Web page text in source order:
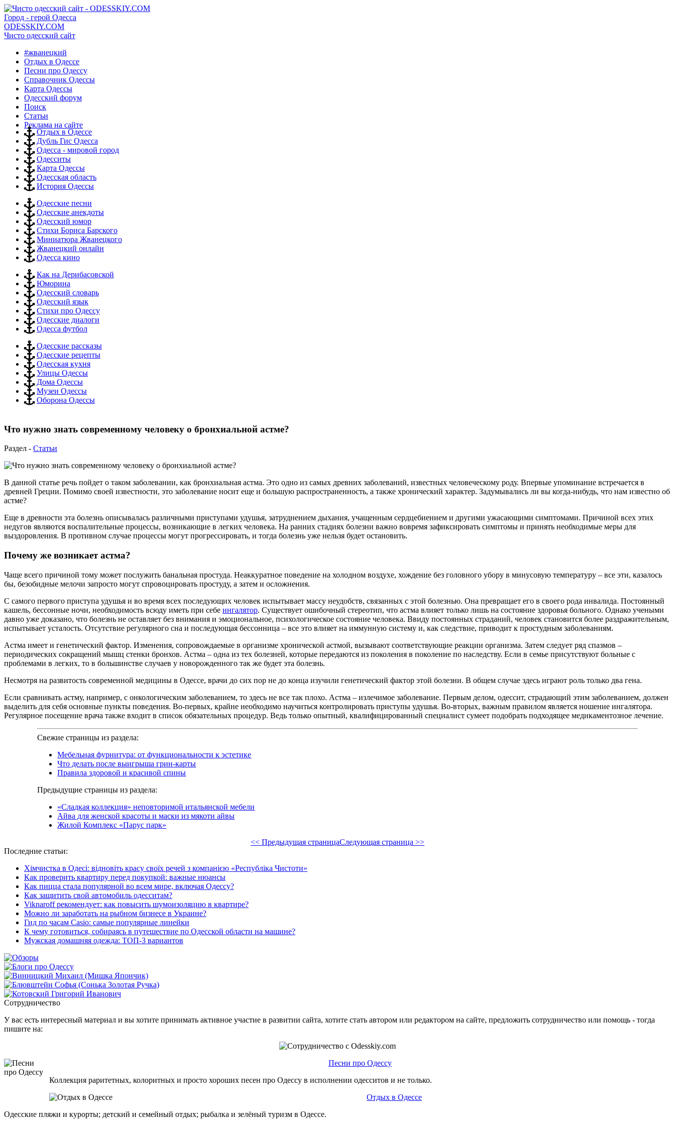
Город - герой Одесса
ODESSKIY.COM
Чисто одесский сайт
#жванецкий
Отдых в Одессе
Песни про Одессу
Справочник Одессы
Карта Одессы
Одесский форум
Поиск
Статьи
Реклама на сайте
Отдых в Одессе
Дубль Гис Одесса
Одесса - мировой город
Одесситы
Карта Одессы
Одесская область
История Одессы
Одесские песни
Одесские анекдоты
Одесский юмор
Стихи Бориса Барского
Миниатюра Жванецкого
Жванецкий онлайн
Одесса кино
Как на Дерибасовской
Юморина
Одесский словарь
Одесский язык
Стихи про Одессу
Одесские диалоги
Одесса футбол
Одесские рассказы
Одесские рецепты
Одесская кухня
Улицы Одессы
Дома Одессы
Музеи Одессы
Оборона Одессы
Что нужно знать современному человеку о бронхиальной астме?
Раздел - Статьи
В данной статье речь пойдет о таком заболевании, как бронхиальная астма. Это одно из самых древних заболеваний, известных человеческому роду. Впервые упоминание встречается в
древней Греции. Помимо своей известности, это заболевание носит еще и большую распространенность, а также хронический характер. Задумывались ли вы когда-нибудь, что нам известно об
астме?
Еще в древности эта болезнь описывалась различными приступами удушья, затруднением дыхания, учащенным сердцебиением и другими ужасающими симптомами. Причиной всех этих
недугов являются воспалительные процессы, возникающие в легких человека. На ранних стадиях болезни важно вовремя зафиксировать симптомы и принять необходимые меры для
выздоровления. В противном случае процессы могут прогрессировать, и тогда болезнь уже нельзя будет остановить.
Почему же возникает астма?
Чаще всего причиной тому может послужить банальная простуда. Неаккуратное поведение на холодном воздухе, хождение без головного убору в минусовую температуру – все эти, казалось
бы, безобидные мелочи запросто могут спровоцировать простуду, а затем и осложнения.
С самого первого приступа удушья и во время всех последующих человек испытывает массу неудобств, связанных с этой болезнью. Она превращает его в своего рода инвалида. Постоянный
кашель, бессонные ночи, необходимость всюду иметь при себе ингалятор. Существует ошибочный стереотип, что астма влияет только лишь на состояние здоровья больного. Однако учеными
давно уже доказано, что болезнь не оставляет без внимания и эмоциональное, психологическое состояние человека. Ввиду постоянных страданий, человек становится более раздражительным,
испытывает усталость. Отсутствие регулярного сна и последующая бессонница – все это влияет на иммунную систему и, как следствие, приводит к простудным заболеваниям.
Астма имеет и генетический фактор. Изменения, сопровождаемые в организме хронической астмой, вызывают соответствующие реакции организма. Затем следует ряд спазмов –
периодических сокращений мышц стенки бронхов. Астма – одна из тех болезней, которые передаются из поколения в поколение по наследству. Если в семье присутствуют больные с
проблемами в легких, то в большинстве случаев у новорожденного так же будет эта болезнь.
Несмотря на развитость современной медицины в Одессе, врачи до сих пор не до конца изучили генетический фактор этой болезни. В общем случае здесь играют роль только два гена.
Если сравнивать астму, например, с онкологическим заболеванием, то здесь не все так плохо. Астма – излечимое заболевание. Первым делом, одессит, страдающий этим заболеванием, должен
выделить для себя основные пункты поведения. Во-первых, крайне необходимо научиться контролировать приступы удушья. Во-вторых, важным правилом является ношение ингалятора.
Регулярное посещение врача также входит в список обязательных процедур. Ведь только опытный, квалифицированный специалист сумеет подобрать подходящее медикаментозное лечение.
Свежие страницы из раздела:
Мебельная фурнитура: от функциональности к эстетике
Что делать после выигрыша грин-карты
Правила здоровой и красивой спины
Предыдущие страницы из раздела:
«Сладкая коллекция» неповторимой итальянской мебели
Айва для женской красоты и маски из мякоти айвы
Жилой Комплекс «Парус парк»
<< Предыдущая страницаСледующая страница >>
Последние статьи:
Хімчистка в Одесі: відновіть красу своїх речей з компанією «Республіка Чистоти»
Как проверить квартиру перед покупкой: важные нюансы
Как пицца стала популярной во всем мире, включая Одессу?
Как защитить свой автомобиль одесситам?
Viknaroff рекомендует: как повысить шумоизоляцию в квартире?
Можно ли заработать на рыбном бизнесе в Украине?
Гид по часам Casio: самые популярные линейки
К чему готовиться, собираясь в путешествие по Одесской области на машине?
Мужская домашняя одежда: ТОП-3 вариантов
Сотрудничество
У вас есть интересный материал и вы хотите принимать активное участие в развитии сайта, хотите стать автором или редактором на сайте, предложить сотрудничество или помощь - тогда
пишите на:
Песни про Одессу
Коллекция раритетных, колоритных и просто хороших песен про Одессу в исполнении одесситов и не только.
Отдых в Одессе
Одесские пляжи и курорты; детский и семейный отдых; рыбалка и зелёный туризм в Одессе.